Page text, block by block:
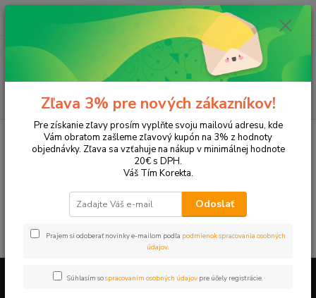
Hľadať
ks
za 0,00 EUR
Tonery a náplne do tlačiarní Sharp AR-203e
V tejto kategórii nebol nájdený žiadny tovar.
Zľava 3% pre nových zákazníkov!
Pre získanie zľavy prosím vyplňte svoju mailovú adresu, kde
Vám obratom zašleme zľavový kupón na 3% z hodnoty
objednávky. Zľava sa vzťahuje na nákup v minimálnej hodnote
20€ s DPH.
Váš Tím Korekta.
Odoslať
Prajem si odoberať novinky e-mailom podľa podmienok spracovania osobných
údajov.
Súhlasím sospracovaním osobných údajov pre účely registrácie.